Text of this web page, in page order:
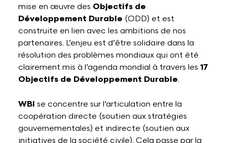
mise en œuvre des Objectifs de
Développement Durable (ODD) et est
construite en lien avec les ambitions de nos
partenaires. L’enjeu est d’être solidaire dans la
résolution des problèmes mondiaux qui ont été
clairement mis à l’agenda mondial à travers les 17
Objectifs de Développement Durable.
WBI se concentre sur l’articulation entre la
coopération directe (soutien aux stratégies
gouvernementales) et indirecte (soutien aux
initiatives de la société civile). Cela passe par la